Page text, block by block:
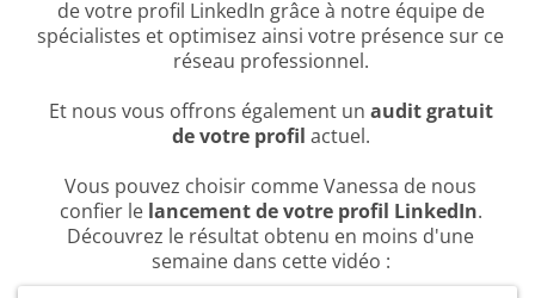
de votre profil LinkedIn grâce à notre équipe de
spécialistes et optimisez ainsi votre présence sur ce
réseau professionnel.
Et nous vous offrons également un audit gratuit
de votre profil actuel.
Vous pouvez choisir comme Vanessa de nous
confier le lancement de votre profil LinkedIn.
Découvrez le résultat obtenu en moins d'une
semaine dans cette vidéo :